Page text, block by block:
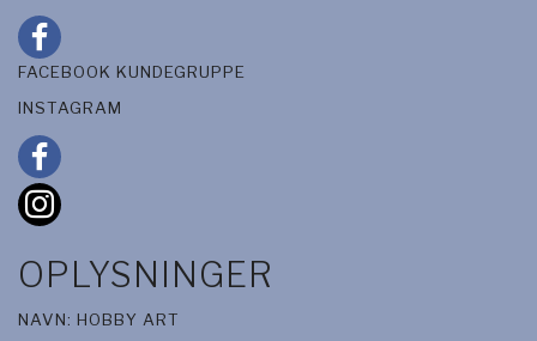
FACEBOOK KUNDEGRUPPE
INSTAGRAM
OPLYSNINGER
NAVN: HOBBY ART